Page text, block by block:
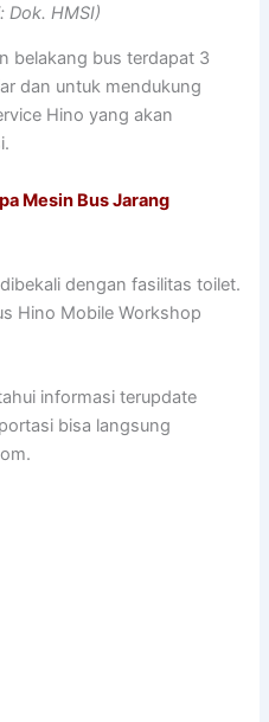
Dok. HMSI)
belakang bus terdapat 3
dan untuk mendukung
Hino yang akan
Mesin Bus Jarang
dengan fasilitas toilet.
Hino Mobile Workshop
informasi terupdate
bisa langsung